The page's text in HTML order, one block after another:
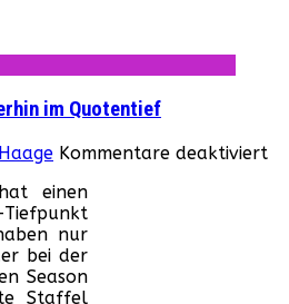
im Quotentief
Kommentare deaktiviert
einen
nur
bei der
Season
Staffel